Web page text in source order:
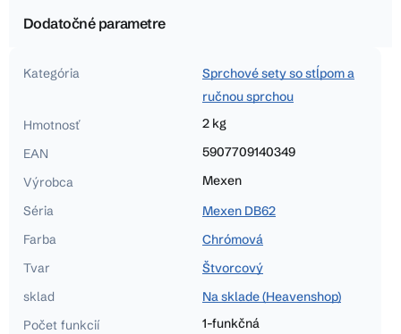
Dodatočné parametre
Kategória
Sprchové sety so stĺpom a
ručnou sprchou
Hmotnosť
2 kg
EAN
5907709140349
Výrobca
Mexen
Séria
Mexen DB62
Farba
Chrómová
Tvar
Štvorcový
sklad
Na sklade (Heavenshop)
Počet funkcií
1-funkčná